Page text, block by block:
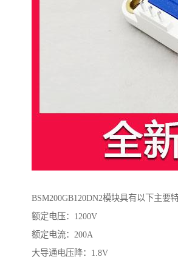
BSM200GB120DN2模块具有以下主要特
额定电压：1200V
额定电流：200A
大导通电压降：1.8V